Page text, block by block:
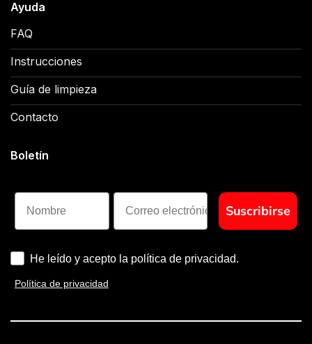
Ayuda
FAQ
Instrucciones
Guía de limpieza
Contacto
Boletín
Nombre
Suscribirse
He leído y acepto la política de privacidad.
Política de privacidad